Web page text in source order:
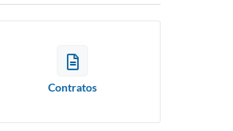
Contratos